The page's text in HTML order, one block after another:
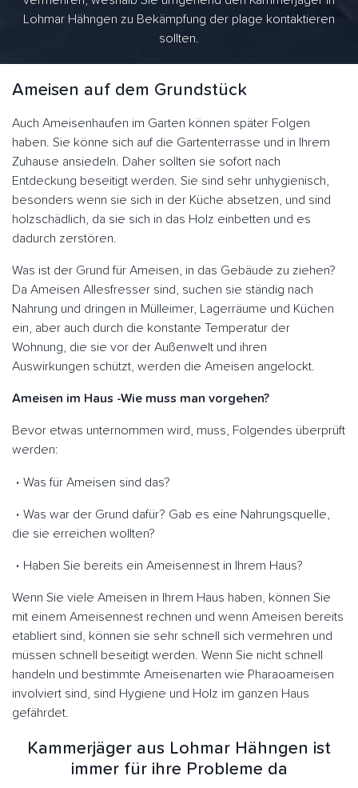
Lohmar Hähngen zu Bekämpfung der plage kontaktieren
sollten.
Ameisen auf dem Grundstück
Auch Ameisenhaufen im Garten können später Folgen
haben. Sie könne sich auf die Gartenterrasse und in Ihrem
Zuhause ansiedeln. Daher sollten sie sofort nach
Entdeckung beseitigt werden. Sie sind sehr unhygienisch,
besonders wenn sie sich in der Küche absetzen, und sind
holzschädlich, da sie sich in das Holz einbetten und es
dadurch zerstören.
Was ist der Grund für Ameisen, in das Gebäude zu ziehen?
Da Ameisen Allesfresser sind, suchen sie ständig nach
Nahrung und dringen in Mülleimer, Lagerräume und Küchen
ein, aber auch durch die konstante Temperatur der
Wohnung, die sie vor der Außenwelt und ihren
Auswirkungen schützt, werden die Ameisen angelockt.
Ameisen im Haus -Wie muss man vorgehen?
Bevor etwas unternommen wird, muss, Folgendes überprüft
werden:
Was für Ameisen sind das?
Was war der Grund dafür? Gab es eine Nahrungsquelle,
die sie erreichen wollten?
Haben Sie bereits ein Ameisennest in Ihrem Haus?
Wenn Sie viele Ameisen in Ihrem Haus haben, können Sie
mit einem Ameisennest rechnen und wenn Ameisen bereits
etabliert sind, können sie sehr schnell sich vermehren und
müssen schnell beseitigt werden. Wenn Sie nicht schnell
handeln und bestimmte Ameisenarten wie Pharaoameisen
involviert sind, sind Hygiene und Holz im ganzen Haus
gefährdet.
Kammerjäger aus Lohmar Hähngen ist
immer für ihre Probleme da